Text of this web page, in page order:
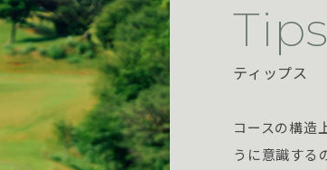
ティップス
コースの構造
うに意識する